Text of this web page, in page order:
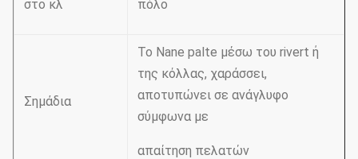
στο κλ
πόλο
Σημάδια
Το Nane palte μέσω του rivert ή
της κόλλας, χαράσσει,
αποτυπώνει σε ανάγλυφο
σύμφωνα με
απαίτηση πελατών